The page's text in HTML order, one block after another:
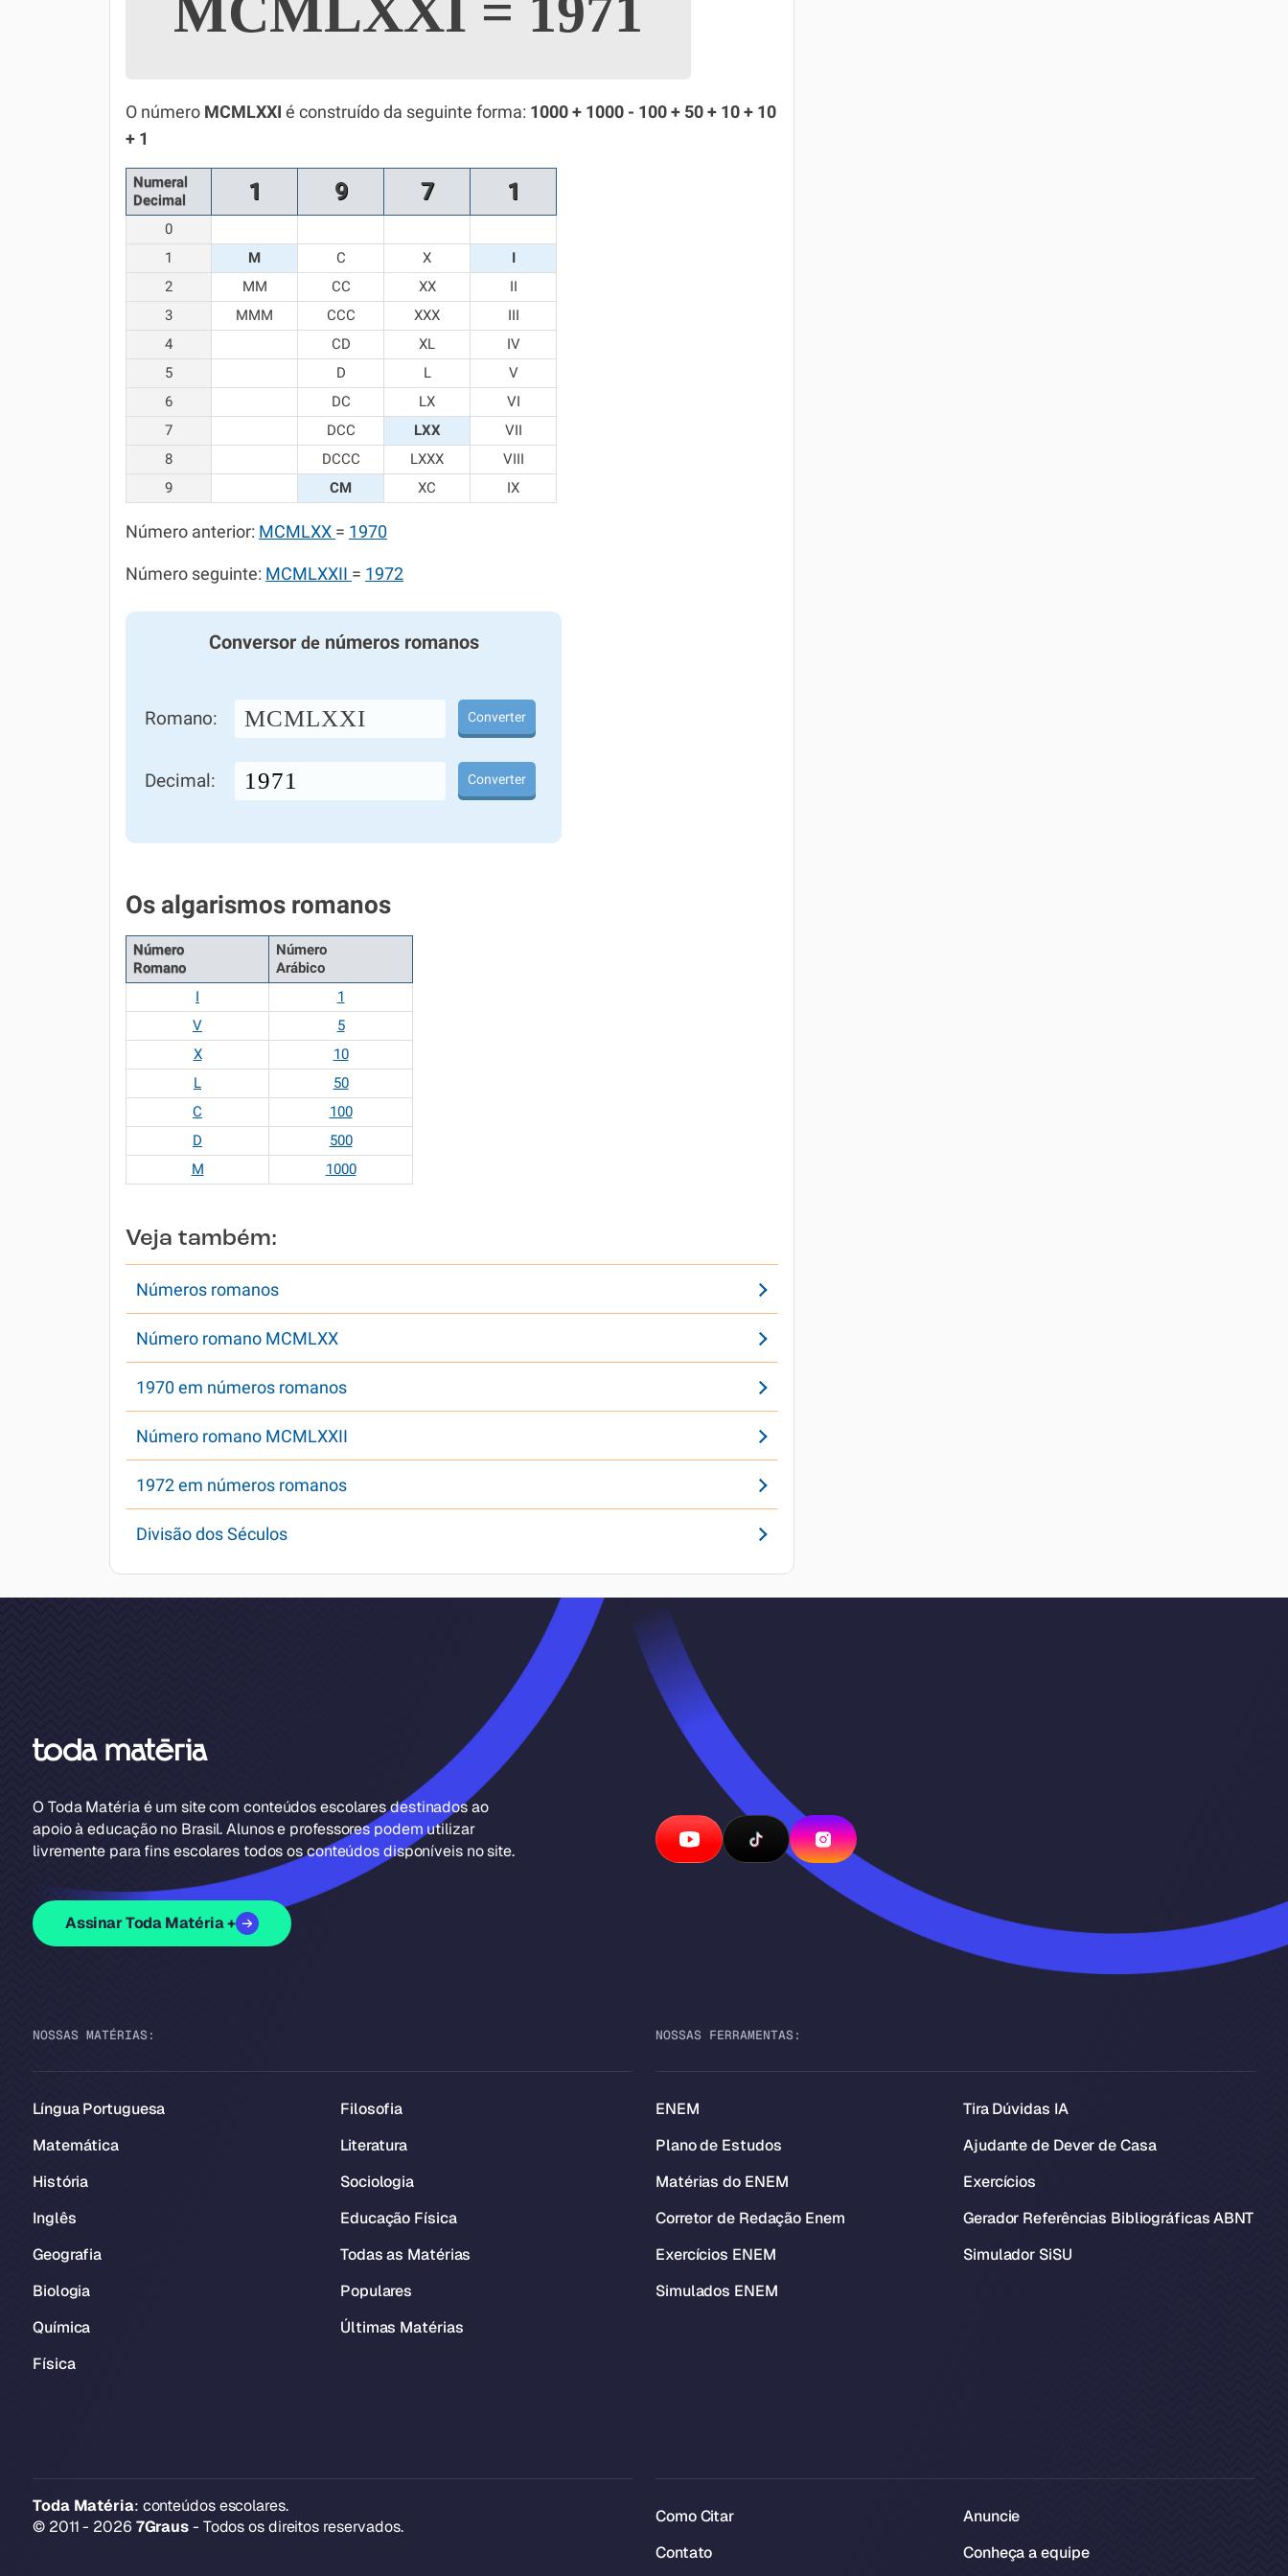
Todos os Exercícios
O número MCMLXXI é construído da seguinte forma: 1000 + 1000 - 100 + 50 + 10 + 10
+ 1
Numeral
Decimal
1 9 7 1
0
1
M C X
I
2
MM CC XX
II
3
MMM CCC XXX
III
4
CD XL
IV
5
D L
V
6
DC LX
VI
7
DCC LXX
VII
8
DCCC LXXX
VIII
9
CM XC IX
Número anterior: MCMLXX = 1970
Número seguinte: MCMLXXII = 1972
Conversor denúmeros romanos
Romano: MCMLXXI Converter
Decimal: Converter
Os algarismos romanos
Número
Romano
Número
Arábico
I
1
V
5
X
10
L
50
C
100
D
500
M
1000
Veja também:
Números romanos
Número romano MCMLXX
1970 em números romanos
Número romano MCMLXXII
1972 em números romanos
Divisão dos Séculos
O Toda Matéria é um site com conteúdos escolares destinados ao
apoio à educação no Brasil. Alunos e professores podem utilizar
livremente para fins escolares todos os conteúdos disponíveis no site.
Assinar Toda Matéria +
NOSSAS MATÉRIAS:
Língua Portuguesa
Matemática
História
Inglês
Geografia
Biologia
Química
Física
Filosofia
Literatura
Sociologia
Educação Física
Todas as Matérias
Populares
Últimas Matérias
NOSSAS FERRAMENTAS:
ENEM
Plano de Estudos
Matérias do ENEM
Corretor de Redação Enem
Exercícios ENEM
Simulados ENEM
Tira Dúvidas IA
Ajudante de Dever de Casa
Exercícios
Gerador Referências Bibliográficas ABNT
Simulador SiSU
Toda Matéria: conteúdos escolares.
© 2011 - 2026 7Graus- Todos os direitos reservados.
Como Citar
Contato
Anuncie
Conheça a equipe